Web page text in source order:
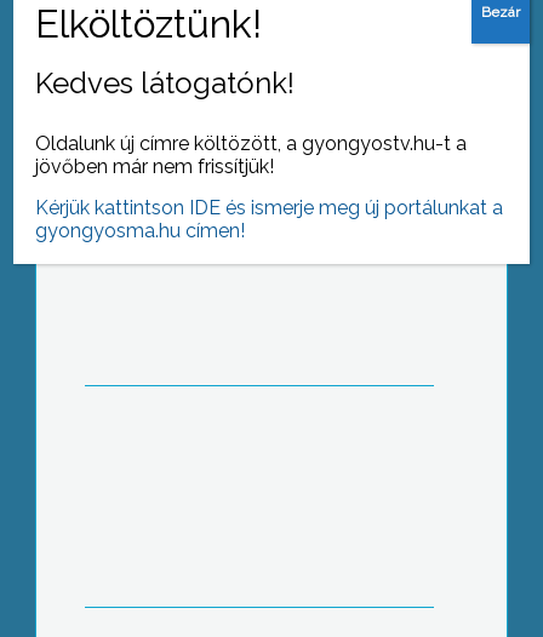
elválasztó sáv közötti növényzetet
A megyei közgyűlés Polgári Frakciója
felhagyott a megyei kórházzal
kapcsolatos helyi népszavazás
Kedves látogatónk!
Oldalunk új címre költözött, a gyongyostv.hu-t a
jövőben már nem frissítjük!
Kérjük kattintson IDE és ismerje meg új portálunkat a
gyongyosma.hu címen!